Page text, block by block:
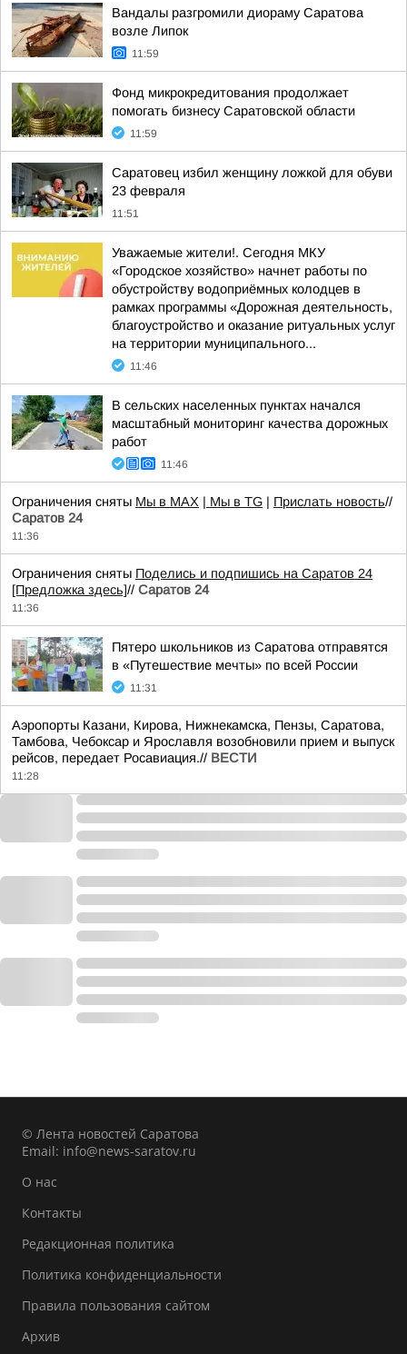
Вандалы разгромили диораму Саратова
возле Липок
11:59
Фонд микрокредитования продолжает
помогать бизнесу Саратовской области
11:59
Саратовец избил женщину ложкой для обуви
23 февраля
11:51
Уважаемые жители!. Сегодня МКУ
«Городское хозяйство» начнет работы по
обустройству водоприёмных колодцев в
рамках программы «Дорожная деятельность,
благоустройство и оказание ритуальных услуг
на территории муниципального...
11:46
В сельских населенных пунктах начался
масштабный мониторинг качества дорожных
работ
11:46
Ограничения сняты Мы в MAX | Мы в TG | Прислать новость//
Саратов 24
11:36
Ограничения сняты Поделись и подпишись на Саратов 24
[Предложка здесь]// Саратов 24
11:36
Пятеро школьников из Саратова отправятся
в «Путешествие мечты» по всей России
11:31
Аэропорты Казани, Кирова, Нижнекамска, Пензы, Саратова,
Тамбова, Чебоксар и Ярославля возобновили прием и выпуск
рейсов, передает Росавиация.// ВЕСТИ
11:28
© Лента новостей Саратова
Email: info@news-saratov.ru
О нас
Контакты
Редакционная политика
Политика конфиденциальности
Правила пользования сайтом
Архив